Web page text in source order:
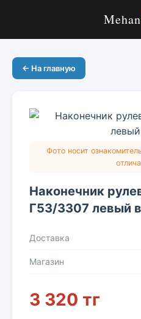
Mehan
← На главную
Фото носит
Наконечник
Г53/3307 левый
Доставка
Магазин
3 320 тг